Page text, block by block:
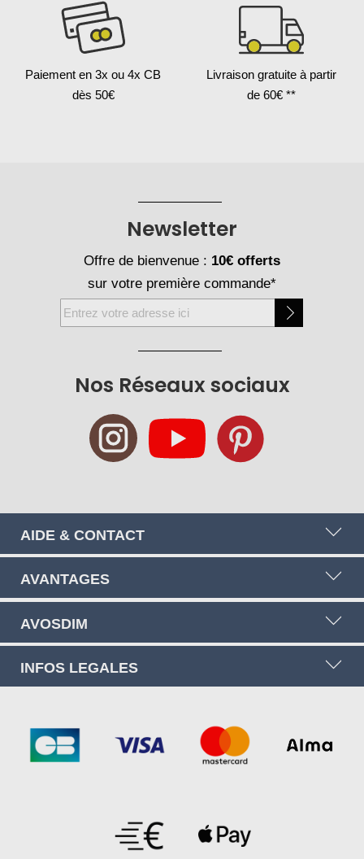
Paiement en 3x ou 4x CB
dès 50€
Livraison gratuite à partir
de 60€ **
Nos Réseaux sociaux
Newsletter
Offre de bienvenue : 10€ offerts
sur votre première commande*
Inscription
à
AIDE & CONTACT
AVANTAGES
AVOSDIM
INFOS LEGALES